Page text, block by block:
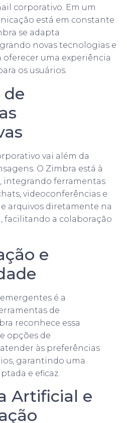
corporativo. Em um
está em constante
se adapta
novas tecnologias e
uma experiência
os usuários.
de
vai além da
O Zimbra está à
integrando ferramentas
videoconferências e
arquivos diretamente na
facilitando a colaboração
e
é a
de
reconhece essa
opções de
às preferências
garantindo uma
e eficaz.
Artificial e